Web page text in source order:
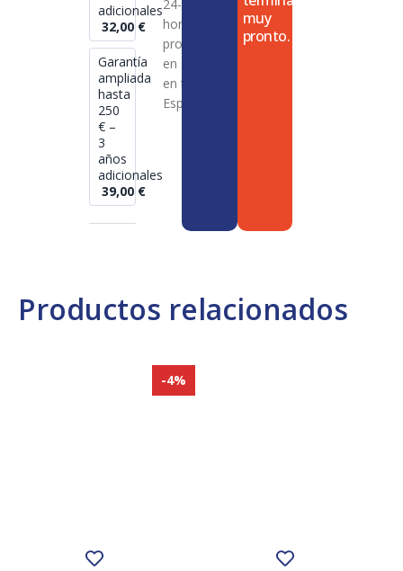
Productos relacionados
-4%
adicionales
32,00 €
Garantía
ampliada
hasta
250
€ –
3
años
adicionales
39,00 €
24-72
horas en
productos
en stock
en toda
España
muy
pronto.